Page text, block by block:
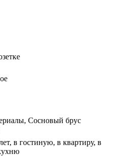
Сосновый брус
в гостиную, в квартиру, в